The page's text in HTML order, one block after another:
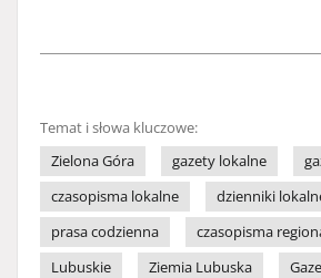
Temat i słowa kluczowe:
Zielona Góra
gazety lokalne
czasopisma lokalne
dzienniki
prasa codzienna
czasopisma
Lubuskie
Ziemia Lubuska